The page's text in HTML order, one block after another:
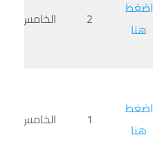
اضغط
هنا
2 الخامس
اضغط
هنا
1 الخامس